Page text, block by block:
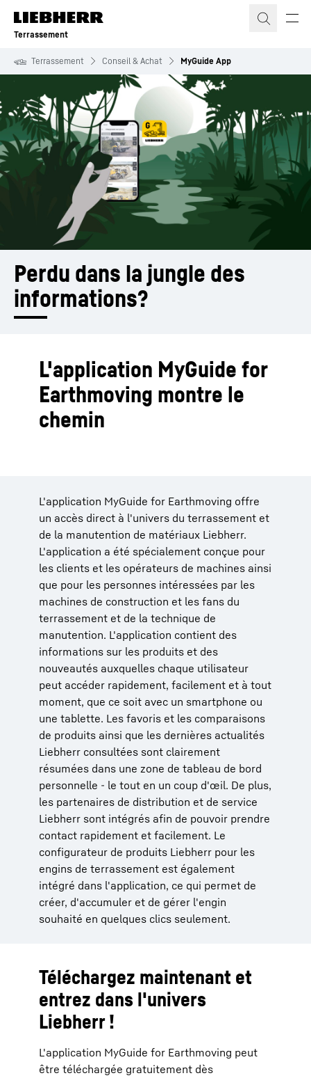
Terrassement
Terrassement Conseil & Achat MyGuide App
Perdu dans la jungle des
informations?
L'application MyGuide for
Earthmoving montre le
chemin
L'application MyGuide for Earthmoving offre
un accès direct à l'univers du terrassement et
de la manutention de matériaux Liebherr.
L'application a été spécialement conçue pour
les clients et les opérateurs de machines ainsi
que pour les personnes intéressées par les
machines de construction et les fans du
terrassement et de la technique de
manutention. L'application contient des
informations sur les produits et des
nouveautés auxquelles chaque utilisateur
peut accéder rapidement, facilement et à tout
moment, que ce soit avec un smartphone ou
une tablette. Les favoris et les comparaisons
de produits ainsi que les dernières actualités
Liebherr consultées sont clairement
résumées dans une zone de tableau de bord
personnelle - le tout en un coup d'œil. De plus,
les partenaires de distribution et de service
Liebherr sont intégrés afin de pouvoir prendre
contact rapidement et facilement. Le
configurateur de produits Liebherr pour les
engins de terrassement est également
intégré dans l'application, ce qui permet de
créer, d'accumuler et de gérer l'engin
souhaité en quelques clics seulement.
Téléchargez maintenant et
entrez dans l'univers
Liebherr !
L'application MyGuide for Earthmoving peut
être téléchargée gratuitement dès